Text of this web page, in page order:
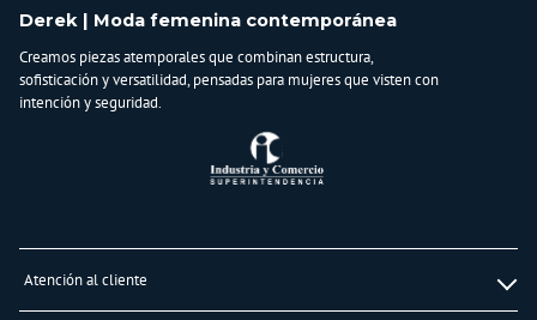
Derek | Moda femenina contemporánea
Creamos piezas atemporales que combinan estructura,
sofisticación y versatilidad, pensadas para mujeres que visten con
intención y seguridad.
Atención al cliente